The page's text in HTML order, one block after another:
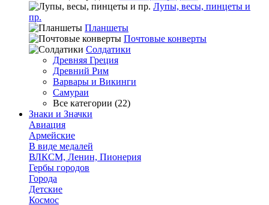
Лупы, весы, пинцеты и
пр.
Планшеты
Почтовые конверты
Солдатики
Древняя Греция
Древний Рим
Варвары и Викинги
Самураи
Все категории (22)
Знаки и Значки
Авиация
Армейские
В виде медалей
ВЛКСМ, Ленин, Пионерия
Гербы городов
Города
Детские
Космос